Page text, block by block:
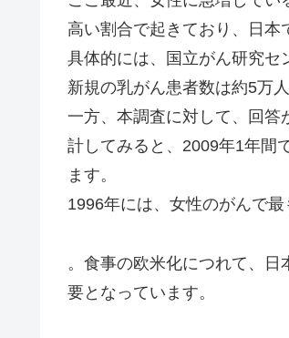
高い割合で起きており、日本
具体的には、国立がん研究セ
新規の乳がん患者数は約5万
一方、本調査に対して、回答
計してみると、2009年1年間
ます。
1996年には、女性のがんで
。食事の欧米化につれて、
要となっています。